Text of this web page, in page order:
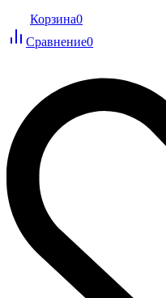
Корзина0
Сравнение0